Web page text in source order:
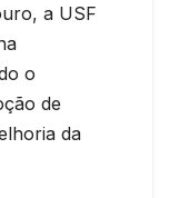
a USF
o
de
da